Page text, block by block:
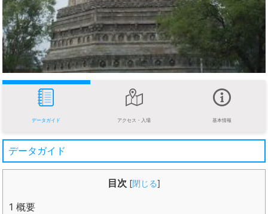
データガイド アクセス・入場 基本情報
データガイド
目次 [閉じる]
1 概要